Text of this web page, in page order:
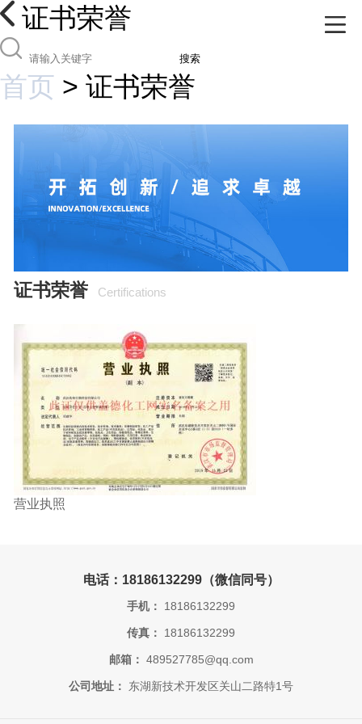
证书荣誉
搜索
首页 > 证书荣誉
证书荣誉 Certifications
营业执照
电话：18186132299（微信同号）
手机： 18186132299
传真： 18186132299
邮箱： 489527785@qq.com
公司地址： 东湖新技术开发区关山二路特1号